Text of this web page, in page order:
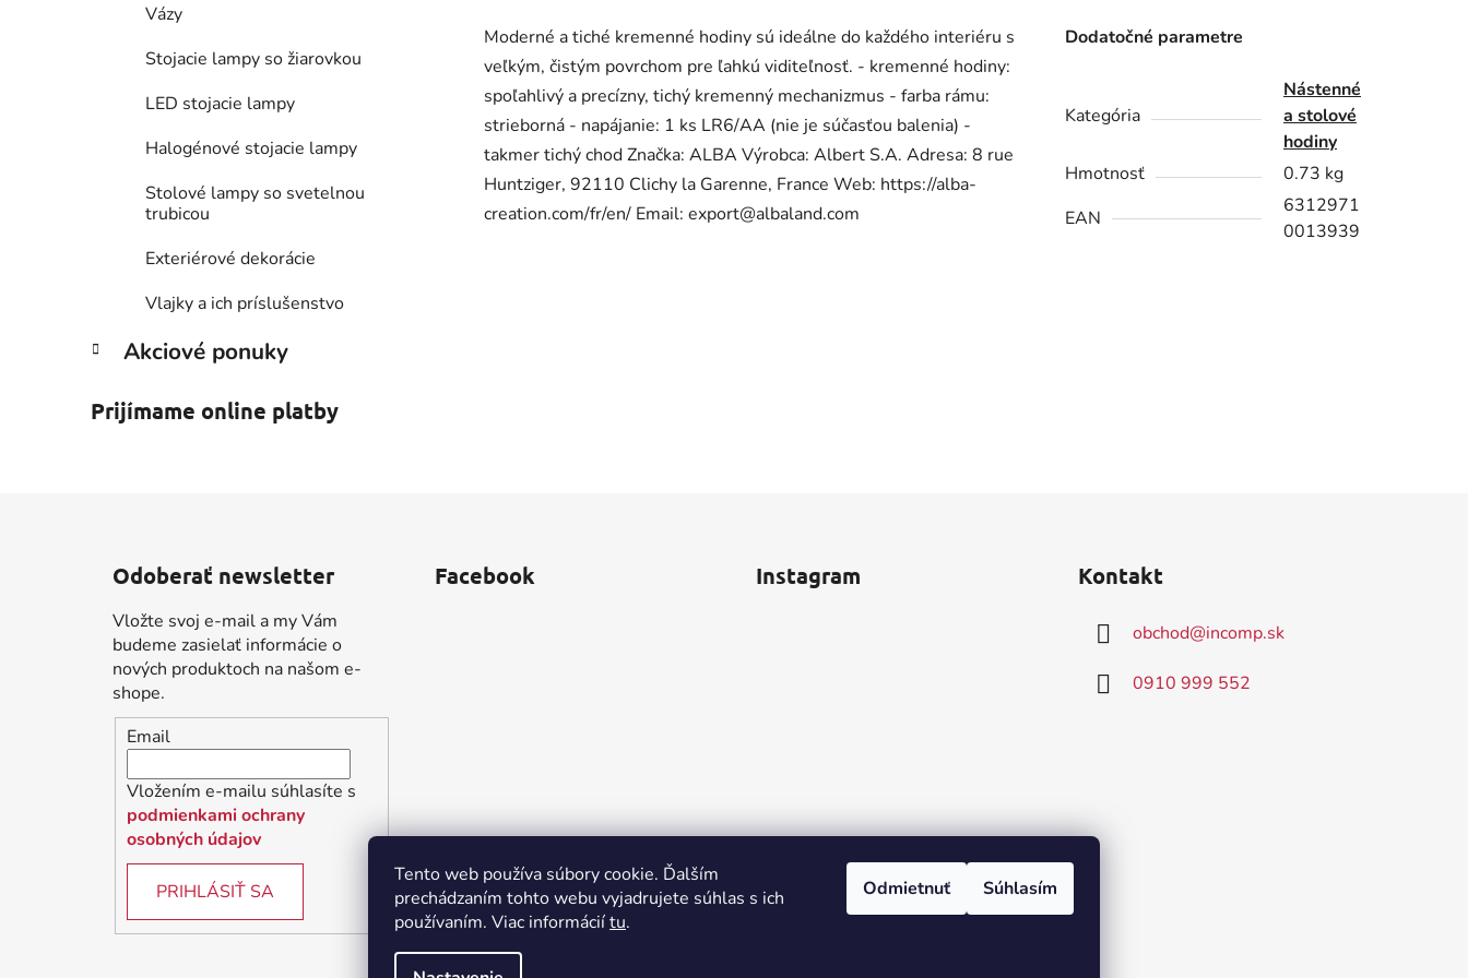
Tento web používa súbory cookie. Ďalším
prechádzaním tohto webu vyjadrujete súhlas s ich
používaním. Viac informáciítu.
Odmietnuť Súhlasím
Vázy
Stojacie lampy so žiarovkou
LED stojacie lampy
Halogénové stojacie lampy
Stolové lampy so svetelnou
trubicou
Exteriérové dekorácie
Vlajky a ich príslušenstvo
Akciové ponuky
Prijímame online platby
Moderné a tiché kremenné hodiny sú ideálne do každého interiéru s
veľkým, čistým povrchom pre ľahkú viditeľnosť. - kremenné hodiny:
spoľahlivý a precízny, tichý kremenný mechanizmus - farba rámu:
strieborná - napájanie: 1 ks LR6/AA (nie je súčasťou balenia) -
takmer tichý chod Značka: ALBA Výrobca: Albert S.A. Adresa: 8 rue
Huntziger, 92110 Clichy la Garenne, France Web: https://alba-
creation.com/fr/en/ Email: export@albaland.com
Dodatočné parametre
Kategória
Nástenné
a stolové
hodiny
Hmotnosť
0.73 kg
EAN
6312971
0013939
Odoberať newsletter
Vložte svoj e-mail a my Vám
budeme zasielať informácie o
nových produktoch na našom e-
shope.
Email
Vložením e-mailu súhlasíte s
podmienkami ochrany
osobných údajov
PRIHLÁSIŤ SA
Facebook Instagram Kontakt
obchod@incomp.sk
0910 999 552